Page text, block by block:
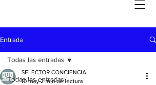
Entrada
Todas las entradas
Todas las entradas
SELECTOR CONCIENCIA
10 may 2 min de lectura